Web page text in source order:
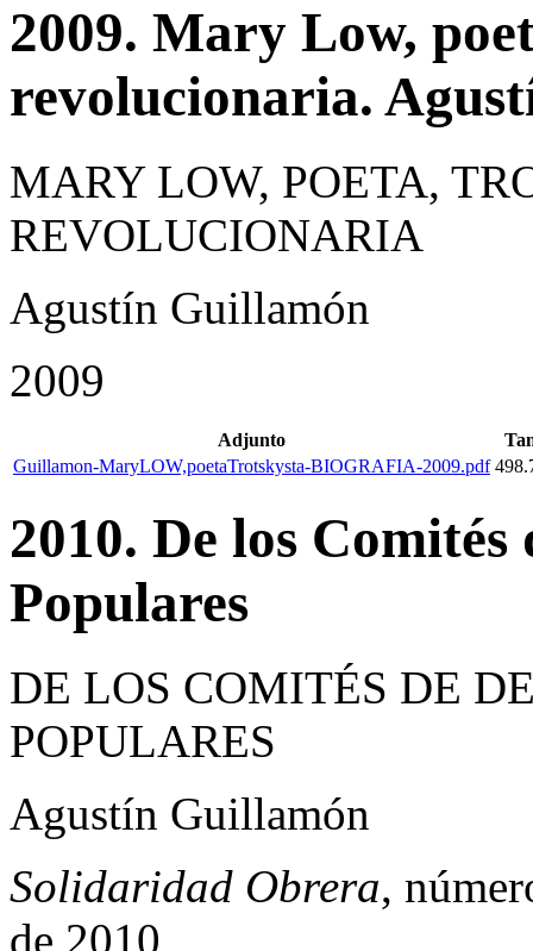
2009. Mary Low,
revolucionaria.
MARY LOW, POETA,
REVOLUCIONARIA
Agustín Guillamón
2009
Adjunto
Guillamon-MaryLOW,poetaTrotskysta-BIOGRAFIA-2009.pdf
2010. De los
Populares
DE LOS COMITÉS DE
POPULARES
Agustín Guillamón
Solidaridad Obrera,
de 2010